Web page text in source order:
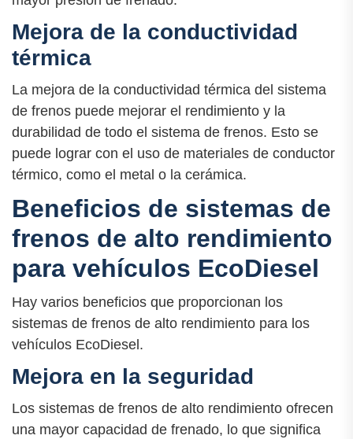
Mejora de la conductividad
térmica
La mejora de la conductividad térmica del sistema
de frenos puede mejorar el rendimiento y la
durabilidad de todo el sistema de frenos. Esto se
puede lograr con el uso de materiales de conductor
térmico, como el metal o la cerámica.
Beneficios de sistemas de
frenos de alto rendimiento
para vehículos EcoDiesel
Hay varios beneficios que proporcionan los
sistemas de frenos de alto rendimiento para los
vehículos EcoDiesel.
Mejora en la seguridad
Los sistemas de frenos de alto rendimiento ofrecen
una mayor capacidad de frenado, lo que significa